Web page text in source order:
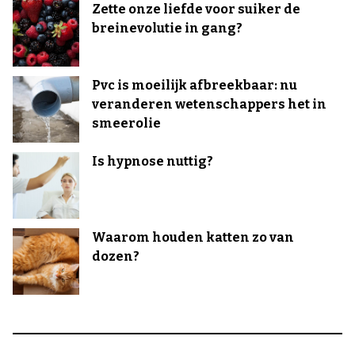
Zette onze liefde voor suiker de
breinevolutie in gang?
Pvc is moeilijk afbreekbaar: nu
veranderen wetenschappers het in
smeerolie
Is hypnose nuttig?
Waarom houden katten zo van
dozen?